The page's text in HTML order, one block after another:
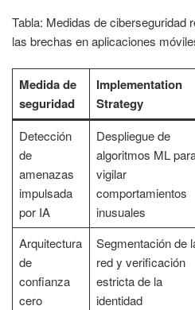
Tabla: Medidas de ciberseguridad
las brechas en aplicaciones
Medida de
seguridad
Implementation
Strategy
Detección
de
amenazas
impulsada
por IA
Despliegue de
algoritmos ML
vigilar
comportamientos
inusuales
Arquitectura
de
confianza
cero
Segmentación de
red y verificación
estricta de la
identidad